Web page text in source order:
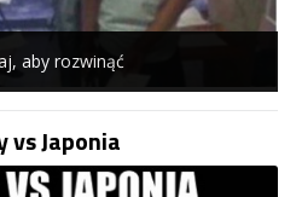
aby rozwinąć
vs Japonia